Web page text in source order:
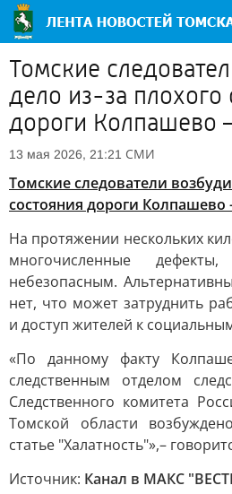
Томские
дело из-за плохого
дороги Колпашево
13 мая 2026, 21:21 СМИ
Томские следователи
состояния дороги Колпашево
На протяжении нескольких
многочисленные
небезопасным.
нет, что может затруднить
и доступ жителей к
«По данному факту
следственным отделом
Следственного комитета
Томской области
статье "Халатность"»,–
Источник: Канал в МАКС